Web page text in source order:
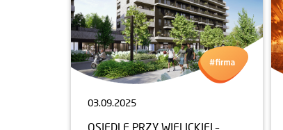
03.09.2025
OSIEDLE PRZY WIELICKIEJ –